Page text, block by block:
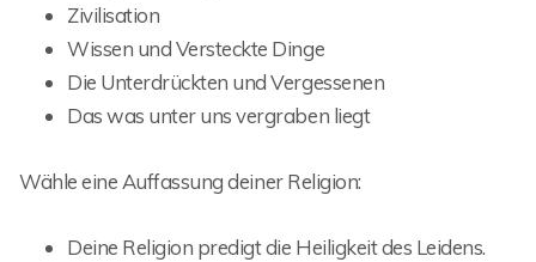
Zivilisation
Wissen und Versteckte Dinge
Die Unterdrückten und Vergessenen
Das was unter uns vergraben liegt
Wähle eine Auffassung deiner Religion:
Deine Religion predigt die Heiligkeit des Leidens.